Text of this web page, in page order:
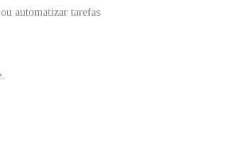
automatizar tarefas